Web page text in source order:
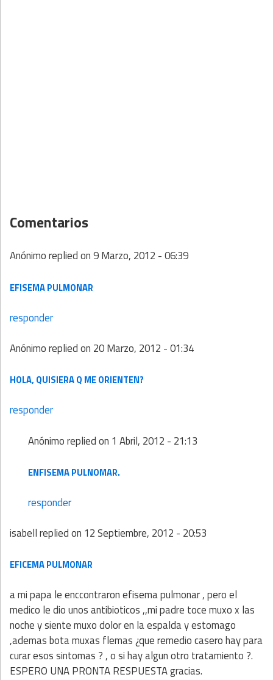
Comentarios
Anónimoreplied on9 Marzo, 2012 - 06:39
EFISEMA PULMONAR
responder
Anónimoreplied on 20 Marzo, 2012 - 01:34
HOLA, QUISIERA Q ME ORIENTEN?
responder
Anónimoreplied on 1 Abril, 2012 - 21:13
ENFISEMA PULNOMAR.
responder
isabellreplied on 12 Septiembre, 2012 - 20:53
EFICEMA PULMONAR
a mi papa le enccontraron efisema pulmonar , pero el
medico le dio unos antibioticos ,,mi padre toce muxo x las
noche y siente muxo dolor en la espalda y estomago
,ademas bota muxas flemas ¿que remedio casero hay para
curar esos sintomas ? , o si hay algun otro tratamiento ?.
ESPERO UNA PRONTA RESPUESTA gracias.